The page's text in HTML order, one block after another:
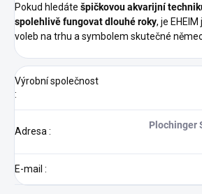
Pokud hledáte špičkovou akvarijní
spolehlivě fungovat dlouhé roky, je
voleb na trhu a symbolem skutečné
Výrobní společnost
:
Adresa :
Plochinger
E-mail :